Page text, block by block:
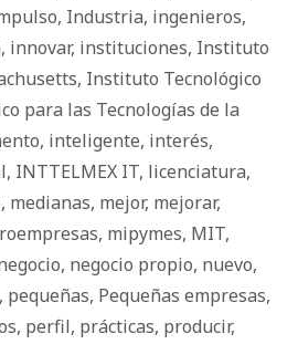
, Industria, ingenieros,
, innovar, instituciones, Instituto
, Instituto Tecnológico
para las Tecnologías de la
, inteligente, interés,
, INTTELMEX IT, licenciatura,
, medianas, mejor, mejorar,
, mipymes, MIT,
, negocio propio, nuevo,
, pequeñas, Pequeñas empresas,
, perfil, prácticas, producir,